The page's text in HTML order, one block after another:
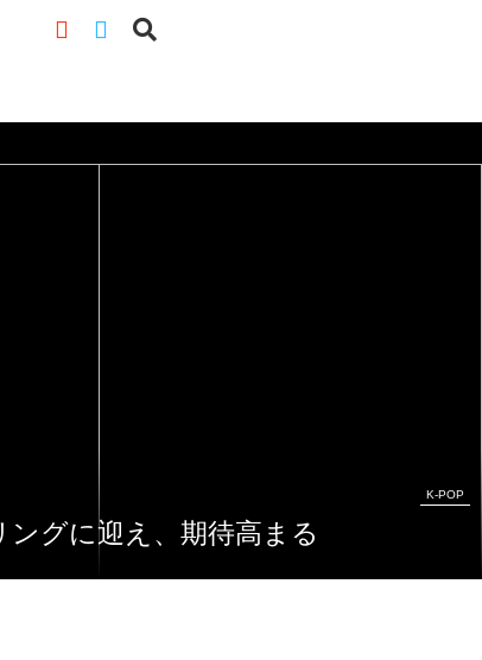
K-POP
ングに迎え、期待高まる